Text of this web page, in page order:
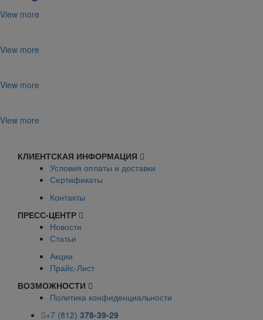
View more
View more
View more
View more
КЛИЕНТСКАЯ ИНФОРМАЦИЯ
Условия оплаты и доставки
Сертификаты
Контакты
ПРЕСС-ЦЕНТР
Новости
Статьи
Акции
Прайс-Лист
ВОЗМОЖНОСТИ
Политика конфиденциальности
+7 (812) 378-39-29